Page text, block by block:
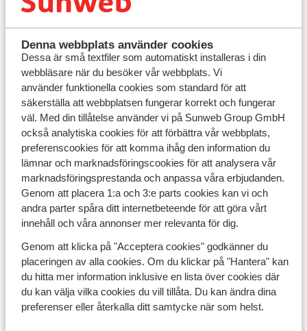
Denna webbplats använder cookies
Dessa är små textfiler som automatiskt installeras i din
webbläsare när du besöker vår webbplats. Vi
använder funktionella cookies som standard för att
säkerställa att webbplatsen fungerar korrekt och fungerar
väl. Med din tillåtelse använder vi på Sunweb Group GmbH
också analytiska cookies för att förbättra vår webbplats,
preferenscookies för att komma ihåg den information du
lämnar och marknadsföringscookies för att analysera vår
marknadsföringsprestanda och anpassa våra erbjudanden.
Genom att placera 1:a och 3:e parts cookies kan vi och
andra parter spåra ditt internetbeteende för att göra vårt
innehåll och våra annonser mer relevanta för dig.
Genom att klicka på "Acceptera cookies" godkänner du
placeringen av alla cookies. Om du klickar på "Hantera" kan
du hitta mer information inklusive en lista över cookies där
du kan välja vilka cookies du vill tillåta. Du kan ändra dina
preferenser eller återkalla ditt samtycke när som helst.
att boka prioriterad eller privat transfer från
flygplatsen till hotellet tur/retur. Prioriterad innebär att
du åker i en mindre buss tillsammans med ett par andra
gäster och privat innebär att du åker i en egen transfer
direkt till ditt boende.
Priset för detta framgår i bokningssteg 2 och kan
också beställas genom att kontakta våra
resekonsulter. Transfer måste alltid beställas hemifrån.
Tillbaka
Sunweb
Nyhetsbrev
Kontakta oss
Om Sunweb